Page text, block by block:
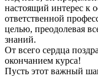
настоящий интерес к
ответственной
целью, преодолевая
знаний.
От всего сердца
окончанием курса!
Пусть этот важный